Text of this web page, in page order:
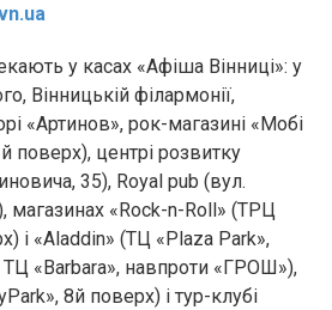
у касах «Афіша Вінниці»: у
Вінницькій філармонії,
«Артинов», рок-магазині «Мобі
поверх), центрі розвитку
, 35), Royal pub (вул.
, магазинах «Rock-n-Roll» (ТРЦ
і «Aladdin» (ТЦ «Plaza Park»,
ТЦ «Barbara», навпроти «ГРОШ»),
», 8й поверх) і тур-клубі